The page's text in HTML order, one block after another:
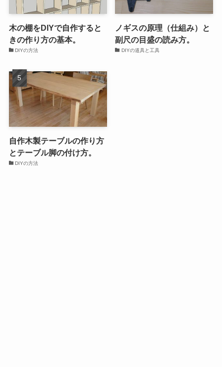
木の棚をDIYで自作すると
きの作り方の基本。
DIYの方法
ノギスの原理（仕組み）と
副尺の目盛の読み方。
DIYの道具と工具
自作木製テーブルの作り方
とテーブル脚の付け方。
DIYの方法